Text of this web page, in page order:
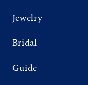
Jewelry
Bridal
Guide